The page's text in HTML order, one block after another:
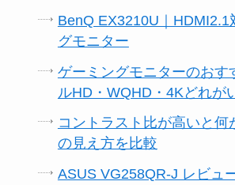
BenQ EX3210U｜HDMI2.1
グモニター
ゲーミングモニターのおす
ルHD・WQHD・4Kどれが
コントラスト比が高いと何
の見え方を比較
ASUS VG258QR-J レビュ